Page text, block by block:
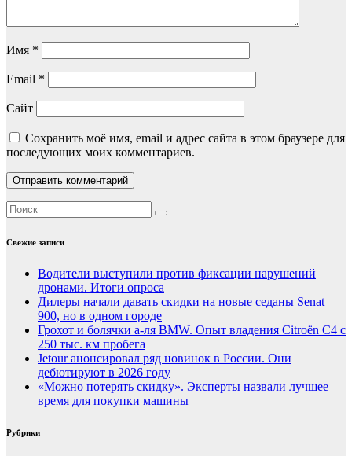
Имя *
Email *
Сайт
Сохранить моё имя, email и адрес сайта в этом браузере для
последующих моих комментариев.
Свежие записи
Водители выступили против фиксации нарушений
дронами. Итоги опроса
Дилеры начали давать скидки на новые седаны Senat
900, но в одном городе
Грохот и болячки а-ля BMW. Опыт владения Citroёn C4 с
250 тыс. км пробега
Jetour анонсировал ряд новинок в России. Они
дебютируют в 2026 году
«Можно потерять скидку». Эксперты назвали лучшее
время для покупки машины
Рубрики